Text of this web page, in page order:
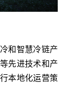
和智慧冷链产
先进技术和产
本地化运营策